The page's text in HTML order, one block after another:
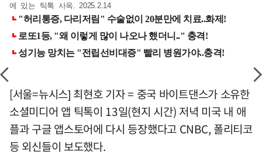
에 있는 틱톡 사옥. 2025.2.14
[서울=뉴시스] 최현호 기자 = 중국 바이트댄스가 소유한
소셜미디어 앱 틱톡이 13일(현지 시간) 저녁 미국 내 애
플과 구글 앱스토어에 다시 등장했다고 CNBC, 폴리티코
등 외신들이 보도했다.